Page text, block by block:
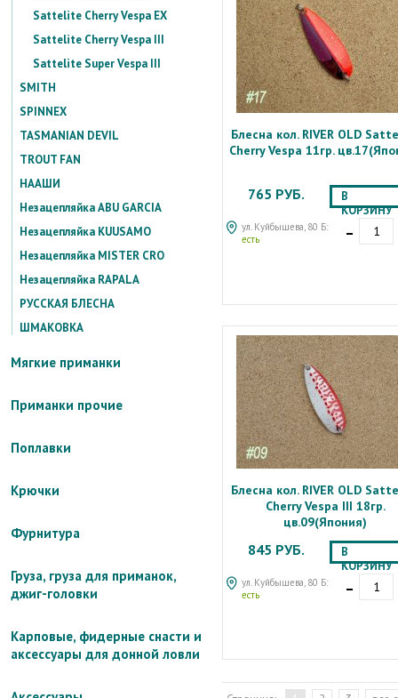
Sattelite Cherry Vespa EX
Sattelite Cherry Vespa III
Sattelite Super Vespa III
SMITH
SPINNEX
TASMANIAN DEVIL
TROUT FAN
НААШИ
Незацепляйка ABU GARCIA
Незацепляйка KUUSAMO
Незацепляйка MISTER CRO
Незацепляйка RAPALA
РУССКАЯ БЛЕСНА
ШМАКОВКА
Мягкие приманки
Приманки прочие
Поплавки
Крючки
Фурнитура
Груза, груза для приманок,
джиг-головки
Карповые, фидерные снасти и
аксессуары для донной ловли
Блесна кол. RIVER OLD
Cherry Vespa 11гр.
765 РУБ.
ул. Куйбышева, 80 Б:
есть
В
КОРЗИНУ
-
Блесна кол. RIVER OLD
Cherry Vespa III 18гр.
цв.09(Япония)
845 РУБ.
ул. Куйбышева, 80 Б:
есть
В
КОРЗИНУ
-